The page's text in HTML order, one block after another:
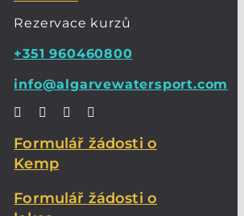
Rezervace kurzů
+351 960460800
info@algarvewatersport.com
Formulář žádosti o
Kemp
Formulář žádosti o